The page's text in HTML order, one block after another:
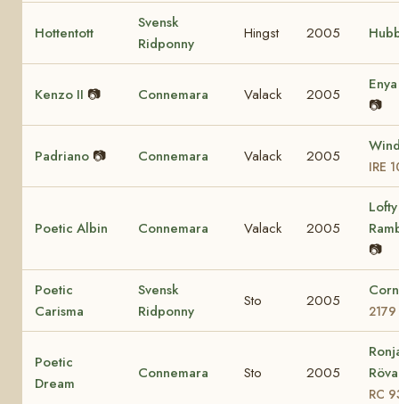
Hottentott
Svensk
Ridponny
Hingst 2005
Kenzo II 📷 Connemara Valack 2005
📷
Padriano 📷 Connemara Valack 2005
IRE
Poetic Albin Connemara Valack 2005
📷
Poetic
Carisma
Svensk
Ridponny
Sto 2005
2179
Poetic
Dream
Connemara Sto 2005
RC